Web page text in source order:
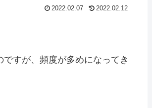
2022.02.07 2022.02.12
すが、頻度が多めになってき